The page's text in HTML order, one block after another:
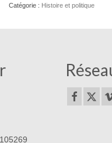
soviétique
Catégorie : Histoire et politique